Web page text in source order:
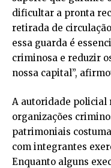
dificultar a pronta
retirada de
essa guarda é
criminosa e reduzir
nossa capital”,
A autoridade policial
organizações
patrimoniais
com integrantes
Enquanto alguns